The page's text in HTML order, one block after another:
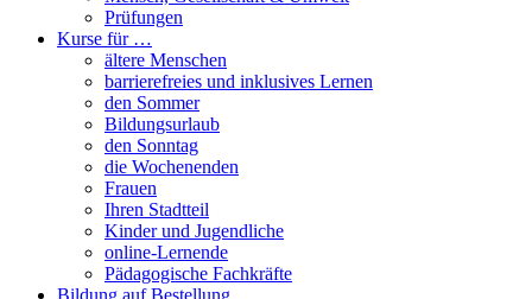
Prüfungen
Kurse für …
ältere Menschen
barrierefreies und inklusives Lernen
den Sommer
Bildungsurlaub
den Sonntag
die Wochenenden
Frauen
Ihren Stadtteil
Kinder und Jugendliche
online-Lernende
Pädagogische Fachkräfte
Bildung auf Bestellung